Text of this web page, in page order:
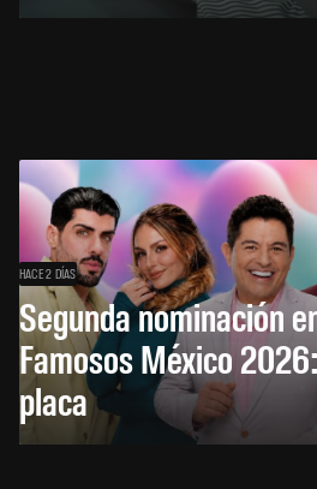
HACE 2 DÍAS
Segunda nominación
Famosos México
placa